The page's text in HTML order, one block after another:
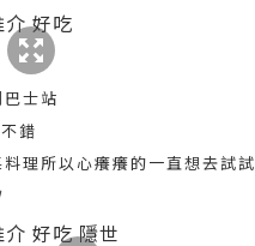
士站
錯
理所以心癢癢的一直想去試試